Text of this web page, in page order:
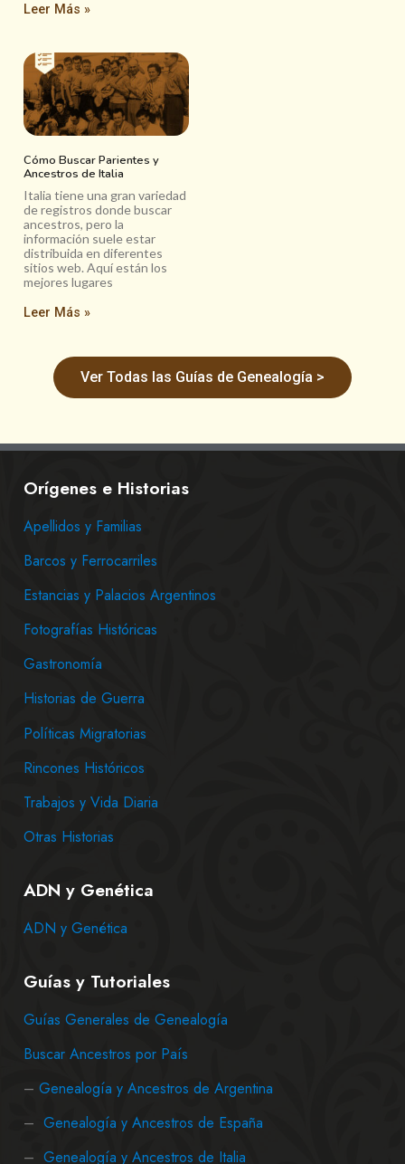
Leer Más »
Cómo Buscar Parientes y
Ancestros de Italia
Italia tiene una gran variedad
de registros donde buscar
ancestros, pero la
información suele estar
distribuida en diferentes
sitios web. Aquí están los
mejores lugares
Leer Más »
Ver Todas las Guías de Genealogía >
Orígenes e Historias
Apellidos y Familias
Barcos y Ferrocarriles
Estancias y Palacios Argentinos
Fotografías Históricas
Gastronomía
Historias de Guerra
Políticas Migratorias
Rincones Históricos
Trabajos y Vida Diaria
Otras Historias
ADN y Genética
ADN y Genética
Guías y Tutoriales
Guías Generales de Genealogía
Buscar Ancestros por País
– Genealogía y Ancestros de Argentina
– Genealogía y Ancestros de España
– Genealogía y Ancestros de Italia